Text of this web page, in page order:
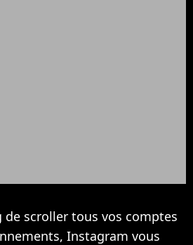
de scroller tous vos comptes
Instagram vous